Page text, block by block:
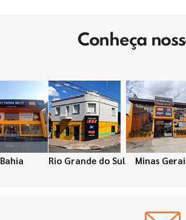
Conheça
Bahia Rio Grande do Sul Minas